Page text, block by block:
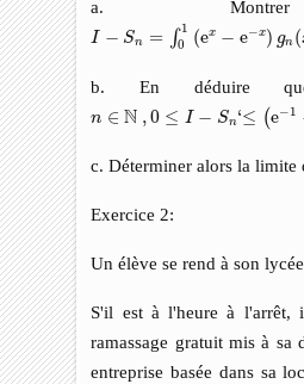
a.
I − Sn = ∫ 1
0
(ex − e−x) gn (
ex
b. En déduire
n ∈ N , 0 ≤ I − Sn‘≤ (e−1
N,0 ≤I n‘ e− 1 − (
c. Déterminer alors la limite
Exercice 2:
Un élève se rend à son
S'il est à l'heure à l'arrêt,
ramassage gratuit mis à sa
entreprise basée dans sa